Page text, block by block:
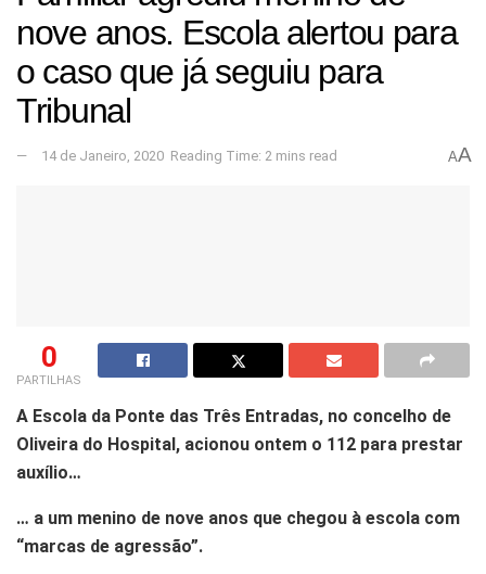
nove anos. Escola alertou para
o caso que já seguiu para
Tribunal
14 de Janeiro, 2020 Reading Time: 2 mins read AA
0
PARTILHAS
A Escola da Ponte das Três Entradas, no concelho de
Oliveira do Hospital, acionou ontem o 112 para prestar
auxílio…
… a um menino de nove anos que chegou à escola com
“marcas de agressão”.